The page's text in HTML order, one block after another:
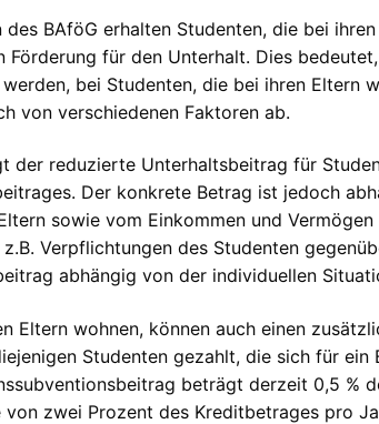
des BAföG erhalten Studenten, die bei
Förderung für den Unterhalt. Dies
bei Studenten, die bei ihren Eltern
von verschiedenen Faktoren ab.
der reduzierte Unterhaltsbeitrag für
Der konkrete Betrag ist jedoch
sowie vom Einkommen und
Verpflichtungen des Studenten
abhängig von der individuellen
Eltern wohnen, können auch einen
Studenten gezahlt, die sich für ein
beträgt derzeit 0,5 %
von zwei Prozent des Kreditbetrages pro